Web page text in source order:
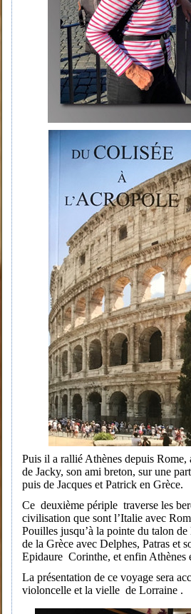
Puis il a rallié Athènes depuis Rome,
de Jacky, son ami breton, sur une
puis de Jacques et Patrick en Grèce.
Ce deuxième périple traverse les
civilisation que sont l’Italie avec
Pouilles jusqu’à la pointe du talon
de la Grèce avec Delphes, Patras et
Epidaure Corinthe, et enfin Athènes
La présentation de ce voyage sera
violoncelle et la vielle de Lorraine .